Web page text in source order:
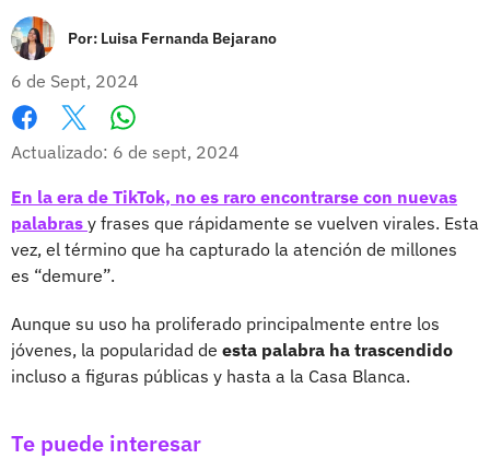
Por: Luisa Fernanda Bejarano
6 de Sept, 2024
Facebook
X
Actualizado: 6 de sept, 2024
En la era de TikTok, no es raro encontrarse con nuevas
palabras y frases que rápidamente se vuelven virales. Esta
vez, el término que ha capturado la atención de millones
es “demure”.
Aunque su uso ha proliferado principalmente entre los
jóvenes, la popularidad de esta palabra ha trascendido
incluso a figuras públicas y hasta a la Casa Blanca.
Te puede interesar